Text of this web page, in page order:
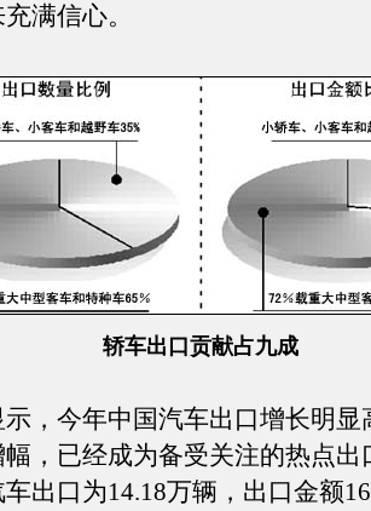
满信心。
轿车出口贡献占九成
今年中国汽车出口增长明显
，已经成为备受关注的热点出
出口为14.18万辆，出口金额